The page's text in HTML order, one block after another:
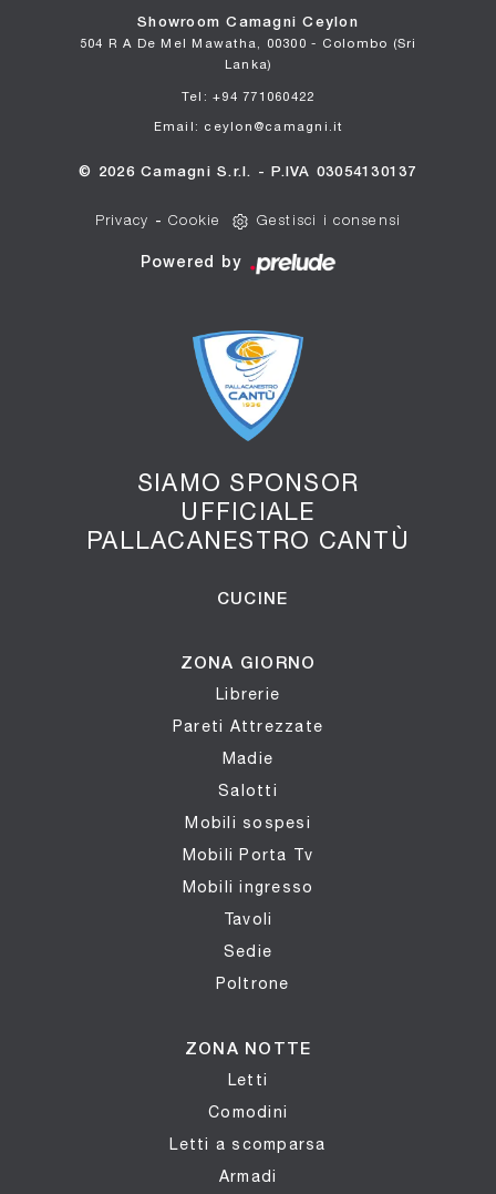
SIAMO SPONSOR
UFFICIALE
PALLACANESTRO CANTÙ
CUCINE
ZONA GIORNO
Librerie
Pareti Attrezzate
Madie
Salotti
Mobili sospesi
Mobili Porta Tv
Mobili ingresso
Tavoli
Sedie
Poltrone
ZONA NOTTE
Letti
Comodini
Letti a scomparsa
Armadi
Showroom Camagni Ceylon
504 R A De Mel Mawatha, 00300 - Colombo (Sri
Lanka)
Tel: +94 771060422
Email: ceylon@camagni.it
© 2026 Camagni S.r.l. - P.IVA 03054130137
Privacy -Cookie Gestisci i consensi
Powered by